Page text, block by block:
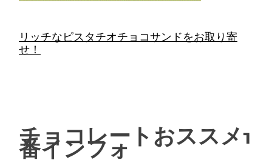
リッチなピスタチオチョコサンドをお取り寄
せ！
チョコレートおススメ1
番インフォ